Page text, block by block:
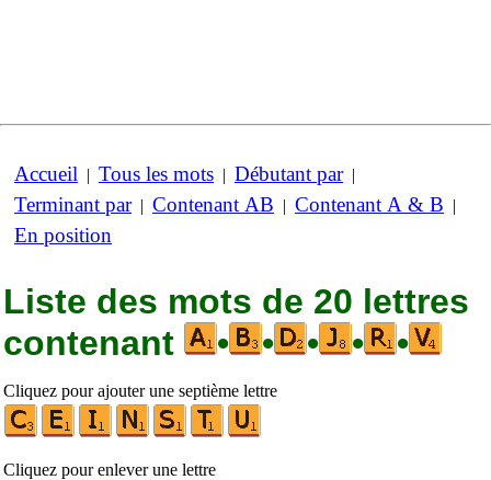
Accueil | Tous les mots | Débutant par|
Terminant par| Contenant AB | Contenant A & B |
En position
Liste des mots de 20 lettres
contenant
• • • • •
Cliquez pour ajouter une septième lettre
Cliquez pour enlever une lettre